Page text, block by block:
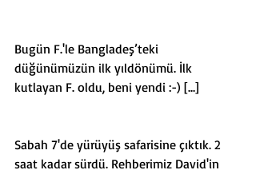
Bugün F.'le Bangladeş’teki
düğünümüzün ilk yıldönümü. İlk
kutlayan F. oldu, beni yendi :-) [...]
Sabah 7'de yürüyüş safarisine çıktık. 2
saat kadar sürdü. Rehberimiz David'in